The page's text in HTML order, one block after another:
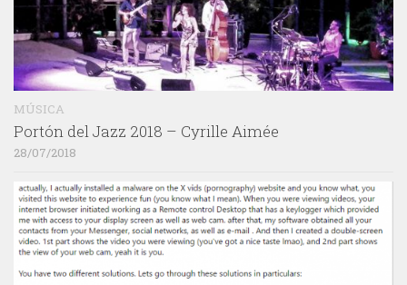
MÚSICA
Portón del Jazz 2018 – Cyrille Aimée
28/07/2018